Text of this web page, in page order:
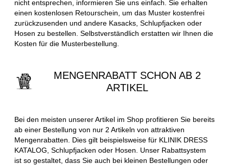
nicht entsprechen, informieren Sie uns einfach. Sie erhalten
einen kostenlosen Retourschein, um das Muster kostenfrei
zurückzusenden und andere Kasacks, Schlupfjacken oder
Hosen zu bestellen. Selbstverständlich erstatten wir Ihnen die
Kosten für die Musterbestellung.
MENGENRABATT SCHON AB 2
ARTIKEL
Bei den meisten unserer Artikel im Shop profitieren Sie bereits
ab einer Bestellung von nur 2 Artikeln von attraktiven
Mengenrabatten. Dies gilt beispielsweise für KLINIK DRESS
KATALOG, Schlupfjacken oder Hosen. Unser Rabattsystem
ist so gestaltet, dass Sie auch bei kleinen Bestellungen oder